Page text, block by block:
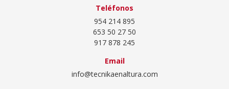
Teléfonos
954 214 895
653 50 27 50
917 878 245
Email
info@tecnikaenaltura.com